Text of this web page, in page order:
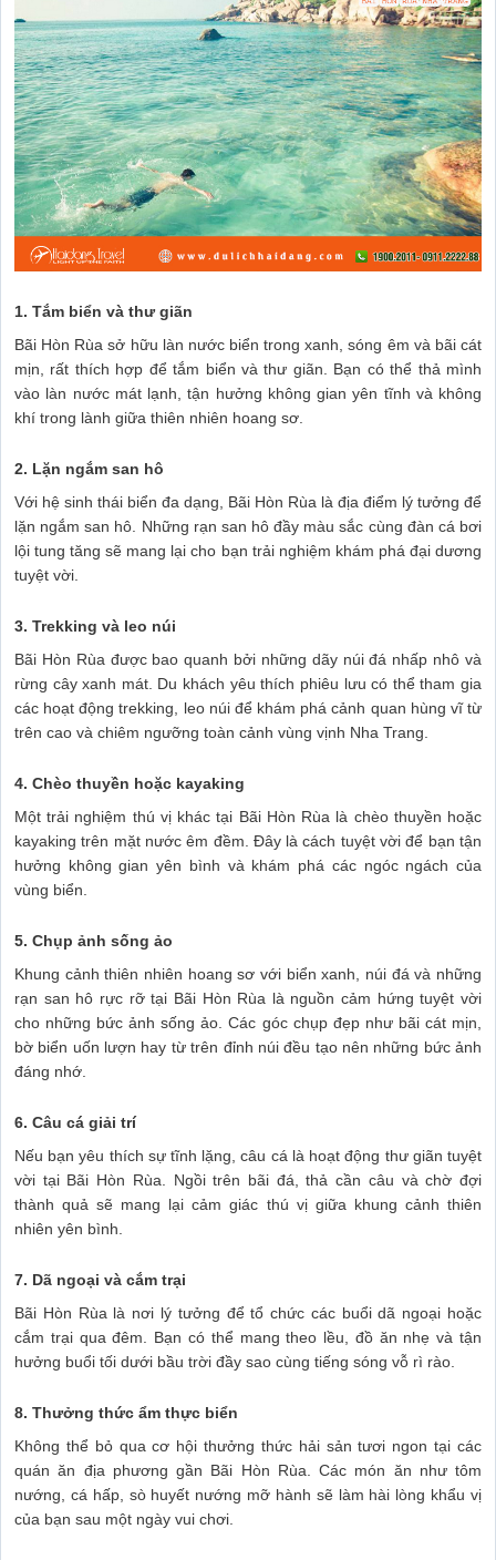
1. Tắm biển và thư giãn
Bãi Hòn Rùa sở hữu làn nước biển trong xanh, sóng êm và bãi cát
mịn, rất thích hợp để tắm biển và thư giãn. Bạn có thể thả mình
vào làn nước mát lạnh, tận hưởng không gian yên tĩnh và không
khí trong lành giữa thiên nhiên hoang sơ.
2. Lặn ngắm san hô
Với hệ sinh thái biển đa dạng, Bãi Hòn Rùa là địa điểm lý tưởng để
lặn ngắm san hô. Những rạn san hô đầy màu sắc cùng đàn cá bơi
lội tung tăng sẽ mang lại cho bạn trải nghiệm khám phá đại dương
tuyệt vời.
3. Trekking và leo núi
Bãi Hòn Rùa được bao quanh bởi những dãy núi đá nhấp nhô và
rừng cây xanh mát. Du khách yêu thích phiêu lưu có thể tham gia
các hoạt động trekking, leo núi để khám phá cảnh quan hùng vĩ từ
trên cao và chiêm ngưỡng toàn cảnh vùng vịnh Nha Trang.
4. Chèo thuyền hoặc kayaking
Một trải nghiệm thú vị khác tại Bãi Hòn Rùa là chèo thuyền hoặc
kayaking trên mặt nước êm đềm. Đây là cách tuyệt vời để bạn tận
hưởng không gian yên bình và khám phá các ngóc ngách của
vùng biển.
5. Chụp ảnh sống ảo
Khung cảnh thiên nhiên hoang sơ với biển xanh, núi đá và những
rạn san hô rực rỡ tại Bãi Hòn Rùa là nguồn cảm hứng tuyệt vời
cho những bức ảnh sống ảo. Các góc chụp đẹp như bãi cát mịn,
bờ biển uốn lượn hay từ trên đỉnh núi đều tạo nên những bức ảnh
đáng nhớ.
6. Câu cá giải trí
Nếu bạn yêu thích sự tĩnh lặng, câu cá là hoạt động thư giãn tuyệt
vời tại Bãi Hòn Rùa. Ngồi trên bãi đá, thả cần câu và chờ đợi
thành quả sẽ mang lại cảm giác thú vị giữa khung cảnh thiên
nhiên yên bình.
7. Dã ngoại và cắm trại
Bãi Hòn Rùa là nơi lý tưởng để tổ chức các buổi dã ngoại hoặc
cắm trại qua đêm. Bạn có thể mang theo lều, đồ ăn nhẹ và tận
hưởng buổi tối dưới bầu trời đầy sao cùng tiếng sóng vỗ rì rào.
8. Thưởng thức ẩm thực biển
Không thể bỏ qua cơ hội thưởng thức hải sản tươi ngon tại các
quán ăn địa phương gần Bãi Hòn Rùa. Các món ăn như tôm
nướng, cá hấp, sò huyết nướng mỡ hành sẽ làm hài lòng khẩu vị
của bạn sau một ngày vui chơi.